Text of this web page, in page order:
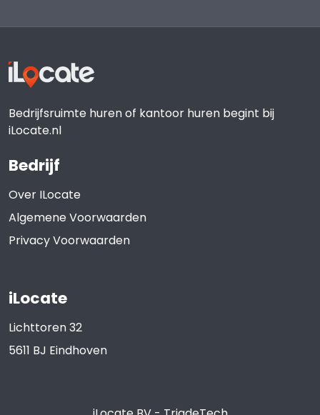
Bedrijfsruimte huren of kantoor huren begint bij
iLocate.nl
Bedrijf
Over ILocate
Algemene Voorwaarden
Privacy Voorwaarden
iLocate
Lichttoren 32
5611 BJ Eindhoven